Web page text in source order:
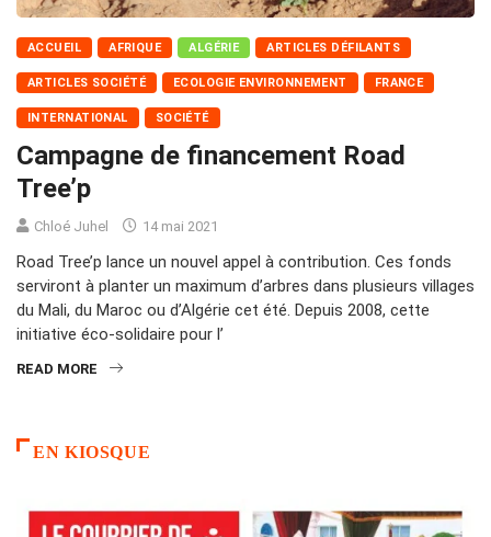
ACCUEIL AFRIQUE ALGÉRIE ARTICLES DÉFILANTS
ARTICLES SOCIÉTÉ ECOLOGIE ENVIRONNEMENT FRANCE
INTERNATIONAL SOCIÉTÉ
Campagne de financement Road
Tree’p
Chloé Juhel 14 mai 2021
Road Tree’p lance un nouvel appel à contribution. Ces fonds
serviront à planter un maximum d’arbres dans plusieurs villages
du Mali, du Maroc ou d’Algérie cet été. Depuis 2008, cette
initiative éco-solidaire pour l’
READ MORE
EN KIOSQUE